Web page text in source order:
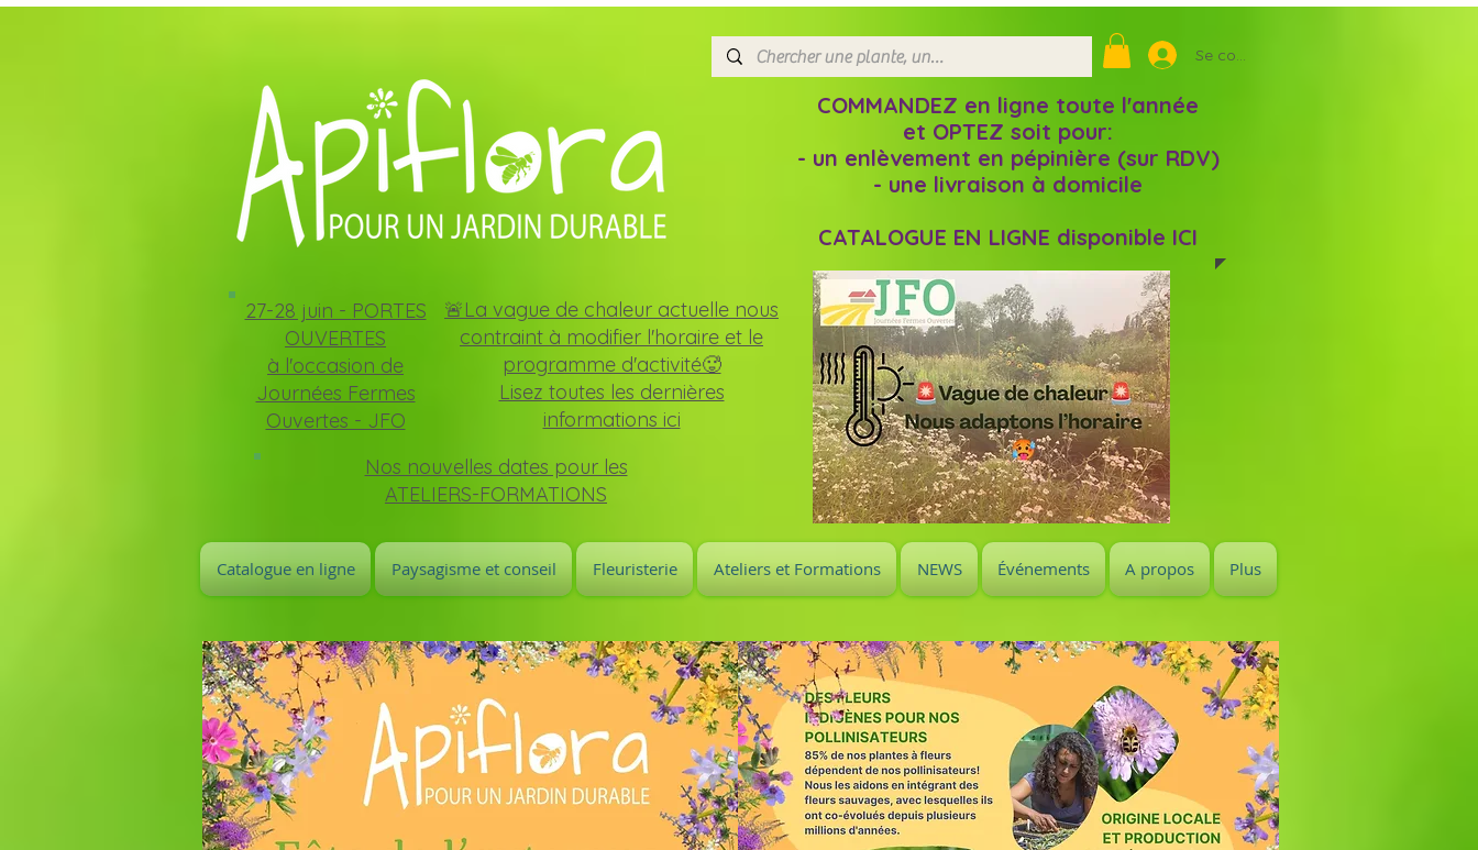
Se connecter
COMMANDEZ en ligne toute l'année
et OPTEZ soit pour:
- un enlèvement en pépinière (sur RDV)
- une livraison à domicile
CATALOGUE EN LIGNE disponible ICI
27-28 juin - PORTES
OUVERTES
à l'occasion de
Journées Fermes
Ouvertes - JFO
🚨La vague de chaleur actuelle nous
contraint à modifier l'horaire et le
programme d'activité🥵
Lisez toutes les dernières
informations ici
Nos nouvelles dates pour les
ATELIERS-FORMATIONS
Catalogue en ligne Paysagisme et conseil Fleuristerie Ateliers et Formations NEWS Événements A propos Plus